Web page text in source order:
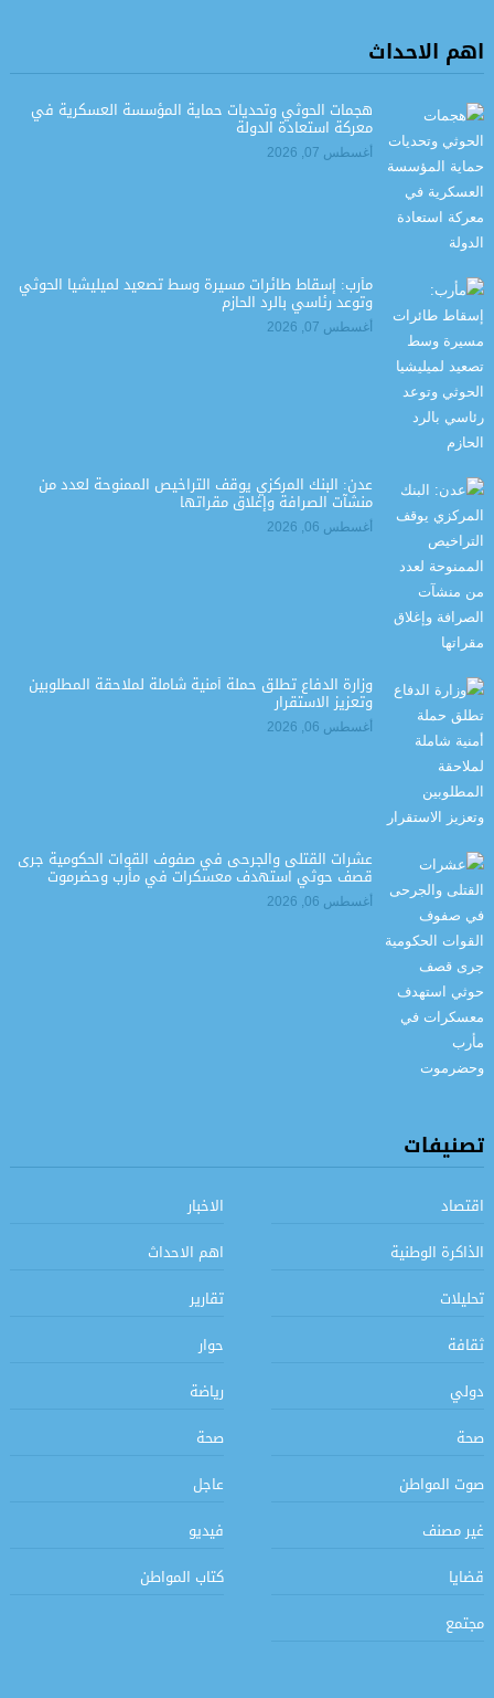
اهم الاحداث
هجمات الحوثي وتحديات حماية المؤسسة العسكرية في
معركة استعادة الدولة
أغسطس 07, 2026
مأرب: إسقاط طائرات مسيرة وسط تصعيد لميليشيا الحوثي
وتوعد رئاسي بالرد الحازم
أغسطس 07, 2026
عدن: البنك المركزي يوقف التراخيص الممنوحة لعدد من
منشآت الصرافة وإغلاق مقراتها
أغسطس 06, 2026
وزارة الدفاع تطلق حملة أمنية شاملة لملاحقة المطلوبين
وتعزيز الاستقرار
أغسطس 06, 2026
عشرات القتلى والجرحى في صفوف القوات الحكومية جرى
قصف حوثي استهدف معسكرات في مأرب وحضرموت
أغسطس 06, 2026
تصنيفات
اقتصاد
الاخبار
الذاكرة الوطنية
اهم الاحداث
تحليلات
تقارير
ثقافة
حوار
دولي
رياضة
صحة
صحة
صوت المواطن
عاجل
غير مصنف
فيديو
قضايا
كتاب المواطن
مجتمع